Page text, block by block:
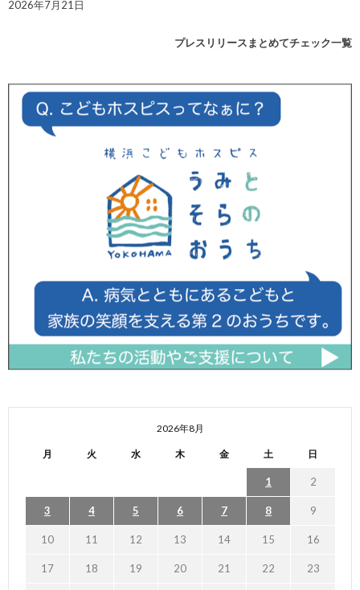
2026年7月21日
プレスリリースまとめてチェック一覧
2026年8月
月 火 水 木 金 土 日
1 2
3 4 5 6 7 8 9
10 11 12 13 14 15 16
17 18 19 20 21 22 23